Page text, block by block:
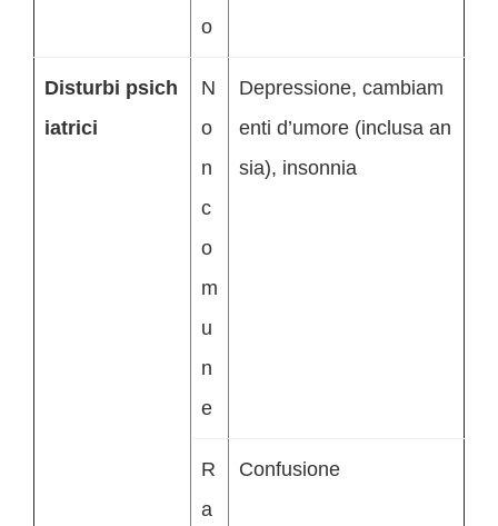
o
Disturbi psich
iatrici
N
o
n
c
o
m
u
n
e
Depressione, cambiam
enti d’umore (inclusa an
sia), insonnia
R
a
Confusione